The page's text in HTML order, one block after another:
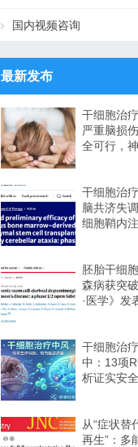
国内视频咨询
最新发布
干细胞治
严重脑损
全可行，
干细胞治
脑共济失
细胞鞘内
胚胎干细
森病获突
·医学》发
干细胞治
中：13项
析证实安
从“症状替
再生”：多